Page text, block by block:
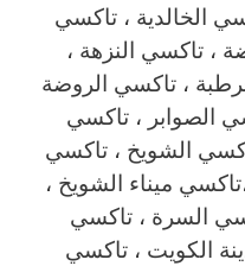
الخالدية ، تاكسي
، تاكسي النزهة ،
، تاكسي الروضة
الصوابر ، تاكسي
الشويخ ، تاكسي
ميناء الشويخ ،
السرة ، تاكسي
الكويت ، تاكسي